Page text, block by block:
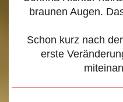
braunen Augen.
Schon kurz nach
erste